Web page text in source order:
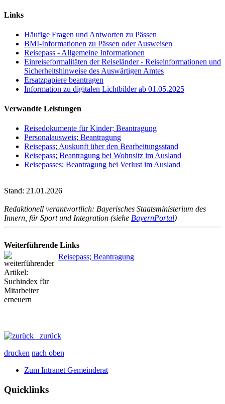
Links
Häufige Fragen und Antworten zu Pässen
BMI-Informationen zu Pässen oder Ausweisen
Reisepass - Allgemeine Informationen
Einreiseformalitäten der Reiseländer - Reiseinformationen und
Sicherheitshinweise des Auswärtigen Amtes
Ersatzpapiere beantragen
Information zu digitalen Lichtbilder ab 01.05.2025
Verwandte Leistungen
Reisedokumente für Kinder; Beantragung
Personalausweis; Beantragung
Reisepass; Auskunft über den Bearbeitungsstand
Reisepass; Beantragung bei Wohnsitz im Ausland
Reisepasses; Beantragung bei Verlust im Ausland
Stand: 21.01.2026
Redaktionell verantwortlich: Bayerisches Staatsministerium des
Innern, für Sport und Integration (siehe BayernPortal)
Weiterführende Links
Reisepass; Beantragung
zurück
drucken nach oben
Zum Intranet Gemeinderat
Quicklinks